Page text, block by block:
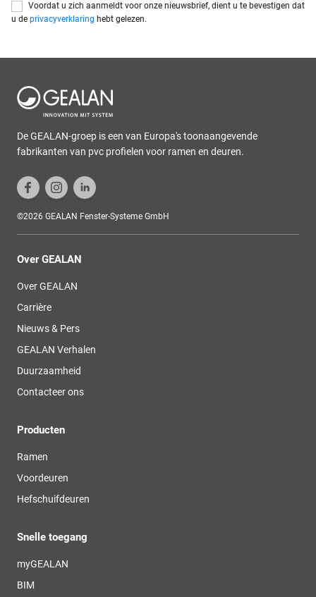
Voordat u zich aanmeldt voor onze nieuwsbrief, dient u te bevestigen dat
u de privacyverklaring hebt gelezen.
De GEALAN-groep is een van Europa's toonaangevende
fabrikanten van pvc profielen voor ramen en deuren.
©2026 GEALAN Fenster-Systeme GmbH
Over GEALAN
Over GEALAN
Carrière
Nieuws & Pers
GEALAN Verhalen
Duurzaamheid
Contacteer ons
Producten
Ramen
Voordeuren
Hefschuifdeuren
Snelle toegang
myGEALAN
BIM